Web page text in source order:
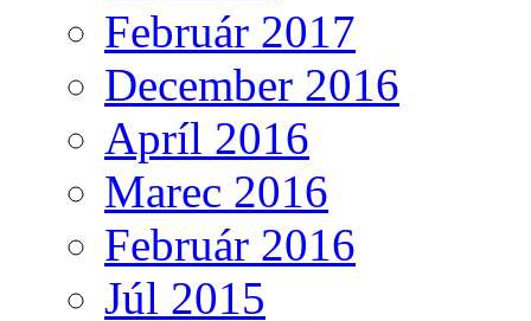
Február 2017
December 2016
Apríl 2016
Marec 2016
Február 2016
Júl 2015